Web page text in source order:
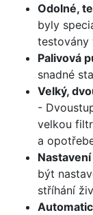
Odolné,
byly
testovány
Palivová
snadné
Velký,
-
velkou
a
být
stříhání